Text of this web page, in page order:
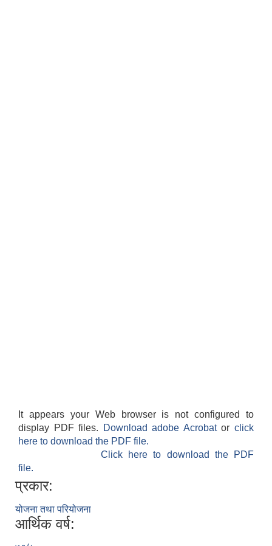
It appears your Web browser is not configured to
display PDF files.
Download adobe Acrobatorclick
here to download the PDF file.
Click here to download the PDF
file.
प्रकार:
योजना तथा परियोजना
आर्थिक वर्ष: